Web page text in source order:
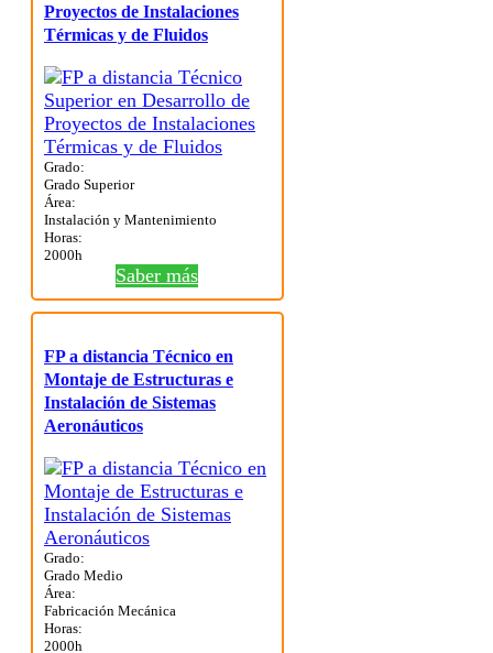
Proyectos de Instalaciones
Térmicas y de Fluidos
Grado:
Grado Superior
Área:
Instalación y Mantenimiento
Horas:
2000h
Saber más
FP a distancia Técnico en
Montaje de Estructuras e
Instalación de Sistemas
Aeronáuticos
Grado:
Grado Medio
Área:
Fabricación Mecánica
Horas:
2000h